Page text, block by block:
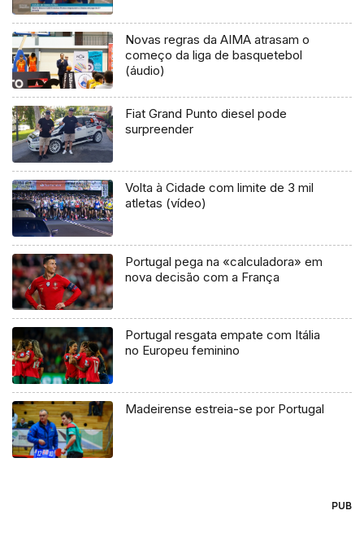
Novas regras da AIMA atrasam o
começo da liga de basquetebol
(áudio)
Fiat Grand Punto diesel pode
surpreender
Volta à Cidade com limite de 3 mil
atletas (vídeo)
Portugal pega na «calculadora» em
nova decisão com a França
Portugal resgata empate com Itália
no Europeu feminino
Madeirense estreia-se por Portugal
PUB